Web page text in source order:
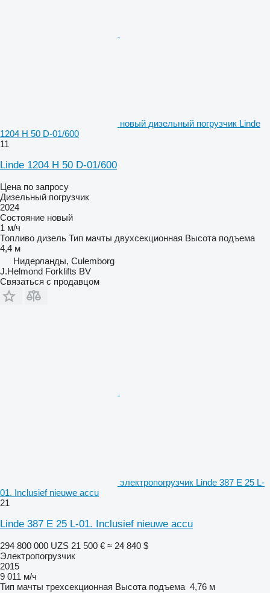
новый дизельный погрузчик Linde
1204 H 50 D-01/600
11
Linde 1204 H 50 D-01/600
Цена по запросу
Дизельный погрузчик
2024
Состояние новый
1 м/ч
Топливо дизель Тип мачты двухсекционная Высота подъема
4,4 м
Нидерланды, Culemborg
J.Helmond Forklifts BV
Связаться с продавцом
электропогрузчик Linde 387 E 25 L-
01. Inclusief nieuwe accu
21
Linde 387 E 25 L-01. Inclusief nieuwe accu
294 800 000 UZS 21 500 € ≈ 24 840 $
Электропогрузчик
2015
9 011 м/ч
Тип мачты трехсекционная Высота подъема 4,76 м